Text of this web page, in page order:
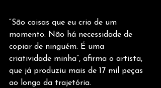
“São coisas que eu crio de um
momento. Não há necessidade de
copiar de ninguém. É uma
criatividade minha”, afirma o artista,
que já produziu mais de 17 mil peças
ao longo da trajetória.